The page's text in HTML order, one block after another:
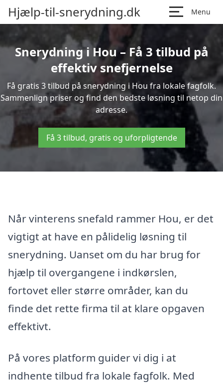
Hjælp-til-snerydning.dk Menu
Snerydning i Hou – Få 3 tilbud på
effektiv snefjernelse
Få gratis 3 tilbud på snerydning i Hou fra lokale fagfolk.
Sammenlign priser og find den bedste løsning til netop din
adresse.
Få 3 tilbud, gratis og uforpligtende
Når vinterens snefald rammer Hou, er det
vigtigt at have en pålidelig løsning til
snerydning. Uanset om du har brug for
hjælp til overgangene i indkørslen,
fortovet eller større områder, kan du
finde det rette firma til at klare opgaven
effektivt.
På vores platform guider vi dig i at
indhente tilbud fra lokale fagfolk. Med